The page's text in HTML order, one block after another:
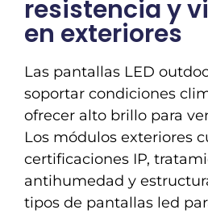
resistencia y
en exteriores
Las pantallas LED
soportar condiciones
ofrecer alto brillo para
Los módulos exteriores
certificaciones IP,
antihumedad y
tipos de pantallas led